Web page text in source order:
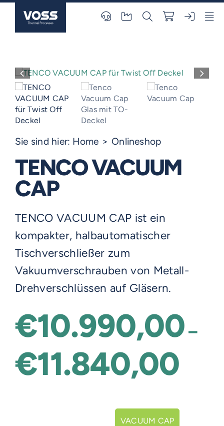
Sie sind hier: Home Onlineshop
TENCO VACUUM
CAP
TENCO VACUUM CAP ist ein
kompakter, halbautomatischer
Tischverschließer zum
Vakuumverschrauben von Metall-
Drehverschlüssen auf Gläsern.
€10.990,00 –
€11.840,00
VACUUM CAP